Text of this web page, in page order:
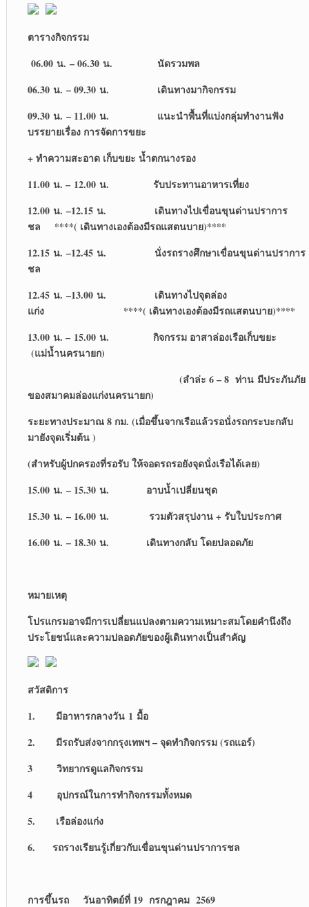
ตารางกิจกรรม
06.00 น. – 06.30 น. นัดรวมพล
06.30 น. – 09.30 น. เดินทางมากิจกรรม
09.30 น. – 11.00 น. แนะนำพื้นที่แบ่งกลุ่มทำงานฟัง
บรรยายเรื่อง การจัดการขยะ
+ ทำความสะอาด เก็บขยะ น้ำตกนางรอง
11.00 น. – 12.00 น. รับประทานอาหารเที่ยง
12.00 น. –12.15 น. เดินทางไปเขื่อนขุนด่านปราการ
ชล ****( เดินทางเองต้องมีรถแสตนบาย)****
12.15 น. –12.45 น. นั่งรถรางศึกษาเขื่อนขุนด่านปราการ
ชล
12.45 น. –13.00 น. เดินทางไปจุดล่อง
แก่ง ****( เดินทางเองต้องมีรถแสตนบาย)****
13.00 น. – 15.00 น. กิจกรรม อาสาล่องเรือเก็บขยะ
(แม่น้ำนครนายก)
(ลำล่ะ 6 – 8 ท่าน มีประภันภัย
ของสมาคมล่องแก่งนครนายก)
ระยะทางประมาณ 8 กม. (เมื่อขึ้นจากเรือแล้วรอนั่งรถกระบะกลับ
มายังจุดเริ่มต้น )
(สำหรับผู้ปกครองที่รอรับ ให้จอดรถรอยังจุดนั่งเรือได้เลย)
15.00 น. – 15.30 น. อาบน้ำเปลี่ยนชุด
15.30 น. – 16.00 น. รวมตัวสรุปงาน + รับใบประกาศ
16.00 น. – 18.30 น. เดินทางกลับ โดยปลอดภัย
หมายเหตุ
โปรแกรมอาจมีการเปลี่ยนแปลงตามความเหมาะสมโดยคำนึงถึง
ประโยชน์และความปลอดภัยของผู้เดินทางเป็นสำคัญ
สวัสดิการ
1. มีอาหารกลางวัน 1 มื้อ
2. มีรถรับส่งจากกรุงเทพฯ – จุดทำกิจกรรม (รถแอร์)
3 วิทยากรดูแลกิจกรรม
4 อุปกรณ์ในการทำกิจกรรมทั้งหมด
5. เรือล่องแก่ง
6. รถรางเรียนรู้เกี่ยวกับเขื่อนขุนด่านปราการชล
การขึ้นรถ วันอาทิตย์ที่ 19 กรกฎาคม 2569